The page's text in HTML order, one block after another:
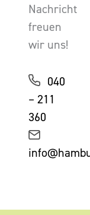
Nachricht
freuen
wir uns!
040
– 211
360